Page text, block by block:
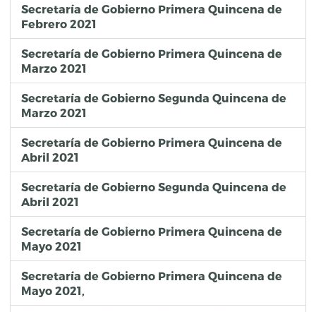
Secretaría de Gobierno Primera Quincena de
Febrero 2021
Secretaría de Gobierno Primera Quincena de
Marzo 2021
Secretaría de Gobierno Segunda Quincena de
Marzo 2021
Secretaría de Gobierno Primera Quincena de
Abril 2021
Secretaría de Gobierno Segunda Quincena de
Abril 2021
Secretaría de Gobierno Primera Quincena de
Mayo 2021
Secretaría de Gobierno Primera Quincena de
Mayo 2021,